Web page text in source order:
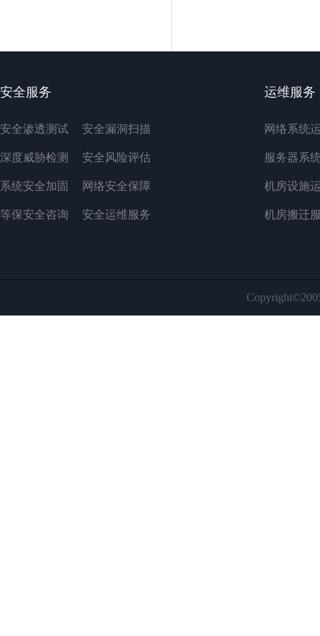
安全服务
安全渗透测试 安全漏洞扫描
深度威胁检测 安全风险评估
系统安全加固 网络安全保障
等保安全咨询 安全运维服务
运维服务
网络系统
服务器系
机房设施
机房搬迁